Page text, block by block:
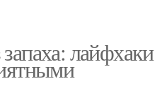
лайфхаки